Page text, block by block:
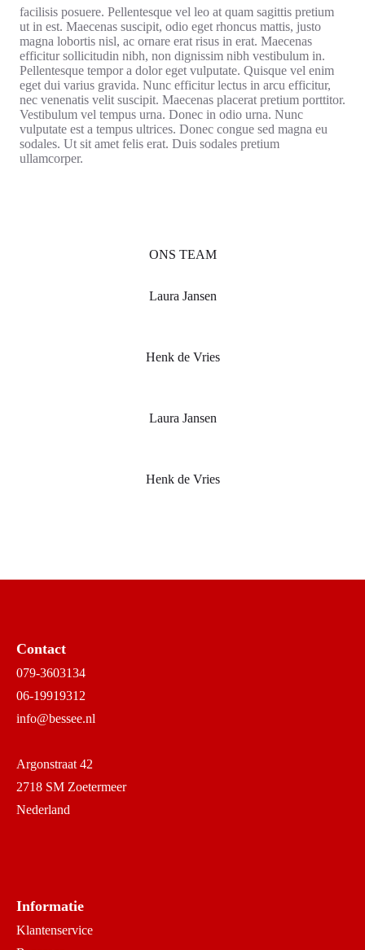
facilisis posuere. Pellentesque vel leo at quam sagittis pretium
ut in est. Maecenas suscipit, odio eget rhoncus mattis, justo
magna lobortis nisl, ac ornare erat risus in erat. Maecenas
efficitur sollicitudin nibh, non dignissim nibh vestibulum in.
Pellentesque tempor a dolor eget vulputate. Quisque vel enim
eget dui varius gravida. Nunc efficitur lectus in arcu efficitur,
nec venenatis velit suscipit. Maecenas placerat pretium porttitor.
Vestibulum vel tempus urna. Donec in odio urna. Nunc
vulputate est a tempus ultrices. Donec congue sed magna eu
sodales. Ut sit amet felis erat. Duis sodales pretium
ullamcorper.
ONS TEAM
Laura Jansen
Henk de Vries
Laura Jansen
Henk de Vries
Contact
079-3603134
06-19919312
info@bessee.nl
Argonstraat 42
2718 SM Zoetermeer
Nederland
Informatie
Klantenservice